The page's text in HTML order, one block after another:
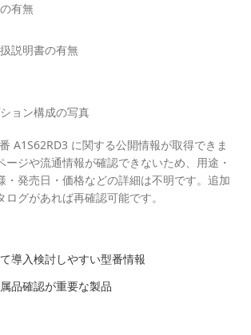
有無
説明書の有無
ョン構成の写真
A1S62RD3 に関する公開情報が取得できま
ージや流通情報が確認できないため、用途・
・発売日・価格などの詳細は不明です。追加
グがあれば再確認可能です。
導入検討しやすい型番情報
品確認が重要な製品